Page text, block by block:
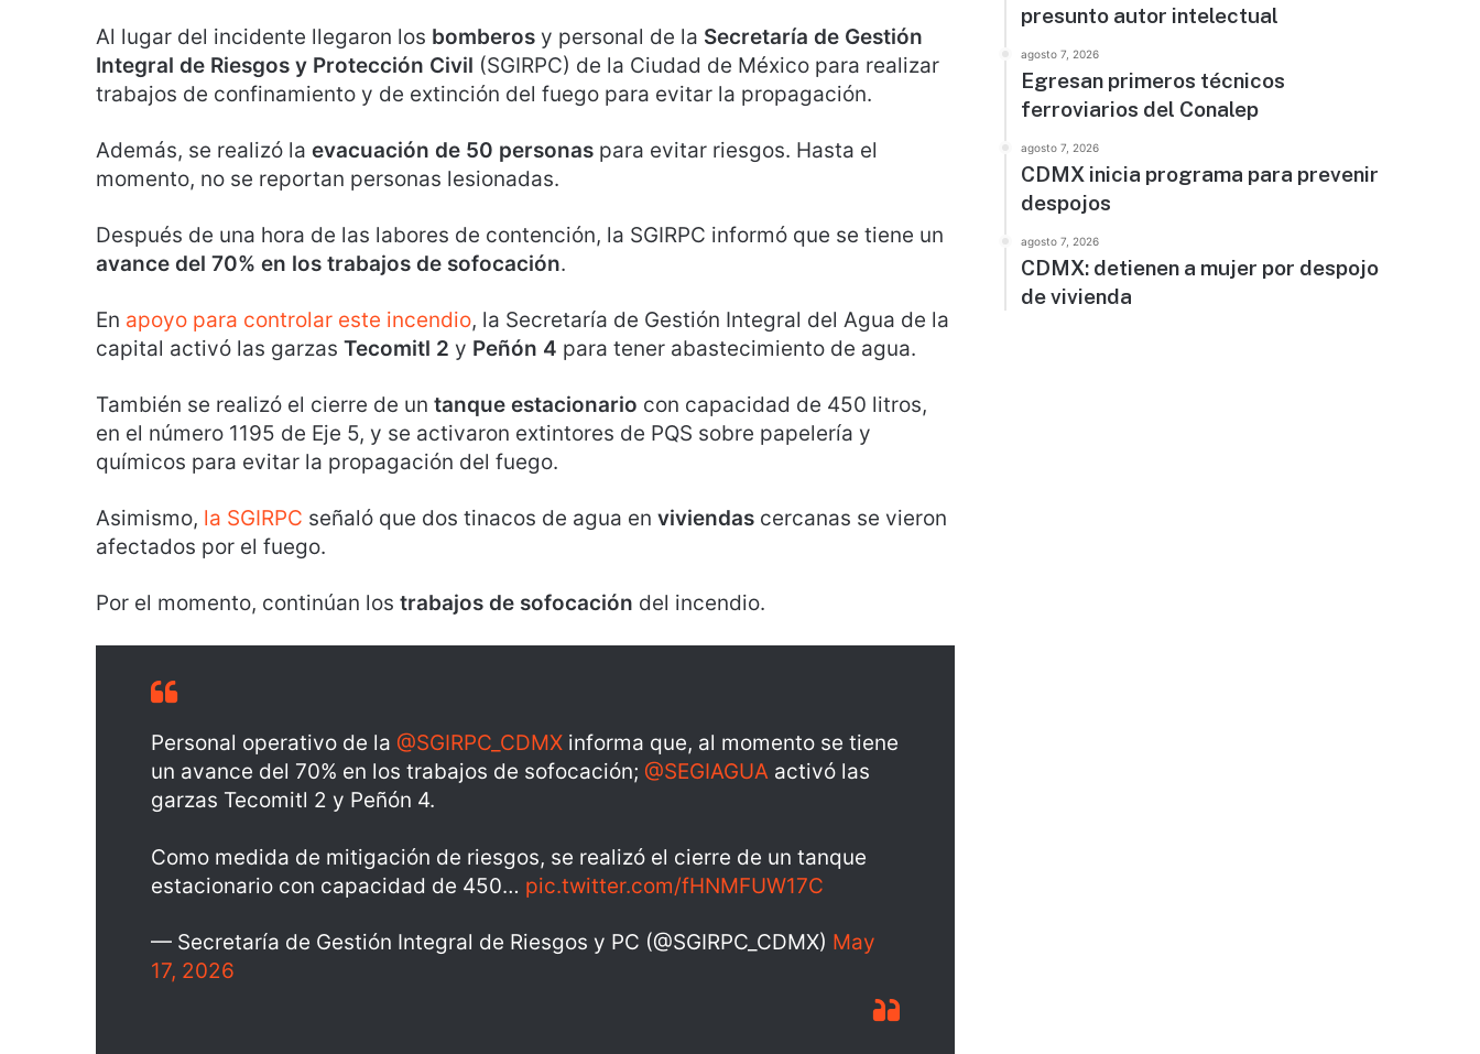
Al lugar del incidente llegaron los bomberos y personal de la Secretaría de Gestión
Integral de Riesgos y Protección Civil (SGIRPC) de la Ciudad de México para realizar
trabajos de confinamiento y de extinción del fuego para evitar la propagación.
Además, se realizó la evacuación de 50 personas para evitar riesgos. Hasta el
momento, no se reportan personas lesionadas.
Después de una hora de las labores de contención, la SGIRPC informó que se tiene un
avance del 70% en los trabajos de sofocación.
En apoyo para controlar este incendio, la Secretaría de Gestión Integral del Agua de la
capital activó las garzas Tecomitl 2 y Peñón 4 para tener abastecimiento de agua.
También se realizó el cierre de un tanque estacionario con capacidad de 450 litros,
en el número 1195 de Eje 5, y se activaron extintores de PQS sobre papelería y
químicos para evitar la propagación del fuego.
Asimismo, la SGIRPC señaló que dos tinacos de agua en viviendas cercanas se vieron
afectados por el fuego.
Por el momento, continúan los trabajos de sofocación del incendio.
Personal operativo de la @SGIRPC_CDMX informa que, al momento se tiene
un avance del 70% en los trabajos de sofocación; @SEGIAGUA activó las
garzas Tecomitl 2 y Peñón 4.
Como medida de mitigación de riesgos, se realizó el cierre de un tanque
estacionario con capacidad de 450… pic.twitter.com/fHNMFUW17C
— Secretaría de Gestión Integral de Riesgos y PC (@SGIRPC_CDMX) May
17, 2026
presunto autor intelectual
agosto 7, 2026
Egresan primeros técnicos
ferroviarios del Conalep
agosto 7, 2026
CDMX inicia programa para prevenir
despojos
agosto 7, 2026
CDMX: detienen a mujer por despojo
de vivienda